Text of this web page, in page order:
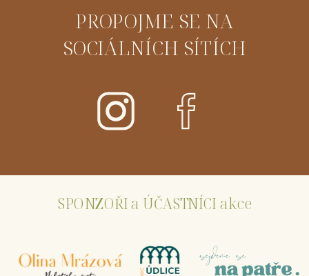
PROPOJME SE NA
SOCIÁLNÍCH SÍTÍCH
SPONZOŘI a ÚČASTNÍCI akce